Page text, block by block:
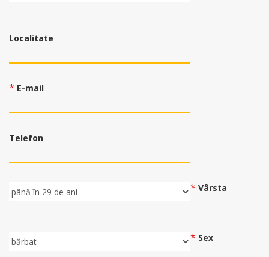
Localitate
* E-mail
Telefon
* Vârsta
* Sex